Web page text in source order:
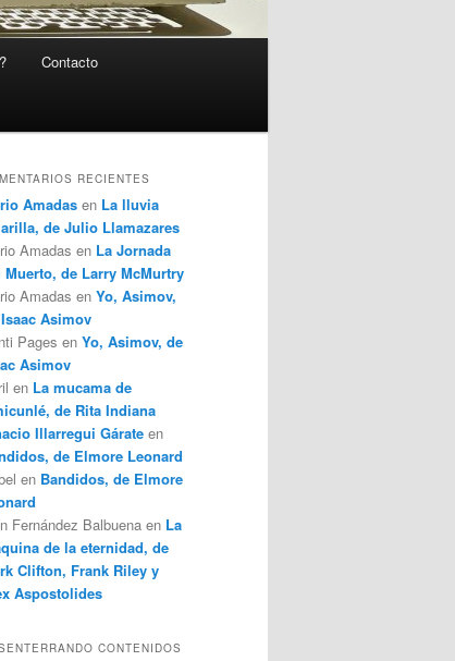
Contacto
RECIENTES
Amadas en La lluvia
de Julio Llamazares
Amadas en La Jornada
Muerto, de Larry McMurtry
Amadas en Yo, Asimov,
Asimov
Pages en Yo, Asimov, de
Asimov
en La mucama de
de Rita Indiana
Illarregui Gárate en
de Elmore Leonard
en Bandidos, de Elmore
Fernández Balbuena en La
de la eternidad, de
Clifton, Frank Riley y
Aspostolides
CONTENIDOS